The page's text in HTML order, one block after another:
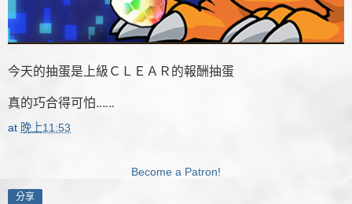
今天的抽蛋是上級ＣＬＥＡＲ的報酬抽蛋
真的巧合得可怕‥‥‥
at 晚上11:53
Become a Patron!
分享